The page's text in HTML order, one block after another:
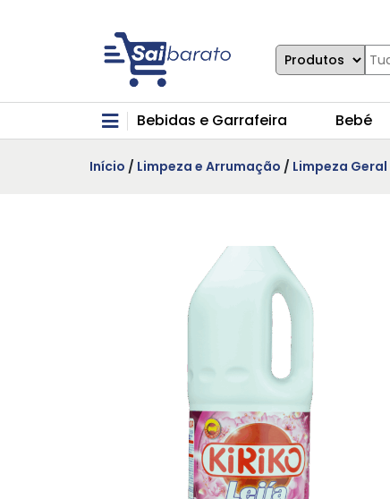
Bebidas e Garrafeira Bebé
Início / Limpeza e Arrumação / Limpeza Geral